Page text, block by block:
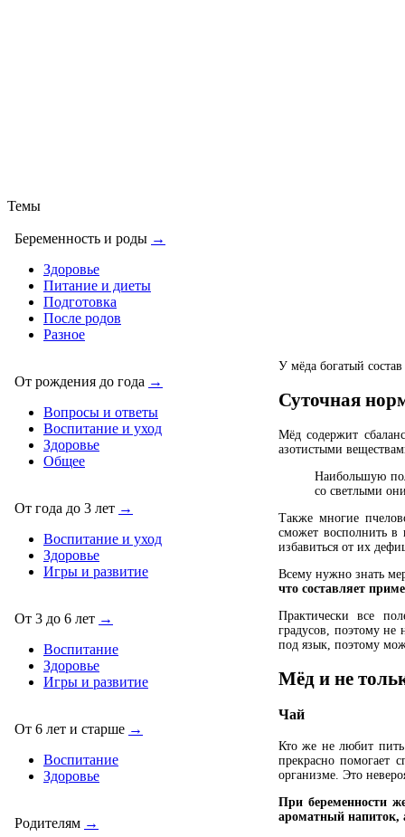
Темы
Беременность и роды →
Здоровье
Питание и диеты
Подготовка
После родов
Разное
От рождения до года →
Вопросы и ответы
Воспитание и уход
Здоровье
Общее
От года до 3 лет →
Воспитание и уход
Здоровье
Игры и развитие
От 3 до 6 лет →
Воспитание
Здоровье
Игры и развитие
От 6 лет и старше →
Воспитание
Здоровье
Родителям →
У мёда богатый состав
Суточная
Мёд содержит
азотистыми
Наибольшую
со светлыми
Также многие
сможет восполнить
избавиться от их
Всему нужно знать
что составляет
Практически все
градусов, поэтому не
под язык, поэтому
Мёд и не
Чай
Кто же не любит
прекрасно помогает
организме. Это
При беременности
ароматный напиток,